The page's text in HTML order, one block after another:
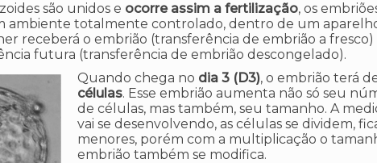
são unidos e ocorre assim a fertilização, os
ambiente totalmente controlado, dentro de um
receberá o embrião (transferência de embrião a
futura (transferência de embrião descongelado).
Quando chega no dia 3 (D3), o embrião terá
células. Esse embrião aumenta não só seu
de células, mas também, seu tamanho. A
vai se desenvolvendo, as células se dividem,
menores, porém com a multiplicação o
embrião também se modifica.